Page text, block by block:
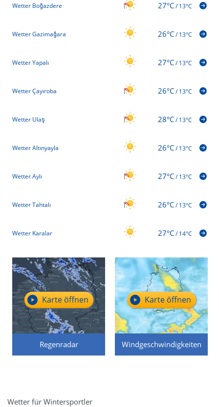
Wetter Boğazdere 27°C/13°C
Wetter Gazimağara 26°C/13°C
Wetter Yapalı 27°C/13°C
Wetter Çayıroba 26°C/13°C
Wetter Ulaş 28°C/13°C
Wetter Altınyayla 26°C/13°C
Wetter Aylı 27°C/13°C
Wetter Tahtalı 26°C/13°C
Wetter Karalar 27°C/14°C
Regenradar
Karte öffnen
Windgeschwindigkeiten
Karte öffnen
Wetter für Wintersportler